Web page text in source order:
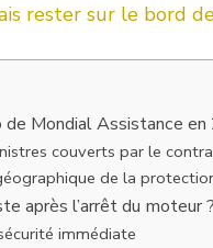
rester sur le bord
de Mondial Assistance
couverts par le
de la
après l’arrêt du moteur
immédiate